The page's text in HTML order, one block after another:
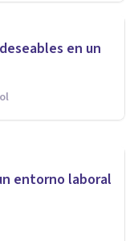
en un
equipo
entorno laboral